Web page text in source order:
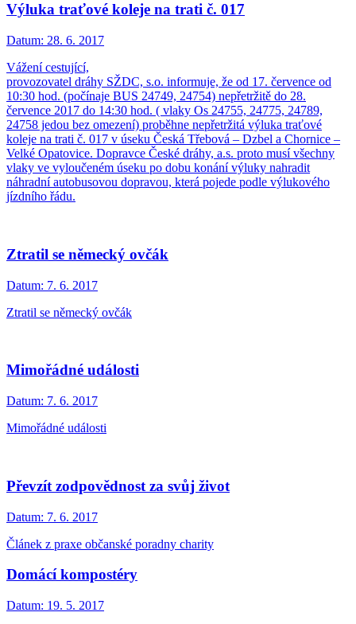
Výluka traťové koleje na trati č. 017
Datum: 28. 6. 2017
Vážení cestující,
provozovatel dráhy SŽDC, s.o. informuje, že od 17. července od
10:30 hod. (počínaje BUS 24749, 24754) nepřetržitě do 28.
července 2017 do 14:30 hod. ( vlaky Os 24755, 24775, 24789,
24758 jedou bez omezení) proběhne nepřetržitá výluka traťové
koleje na trati č. 017 v úseku Česká Třebová – Dzbel a Chornice –
Velké Opatovice. Dopravce České dráhy, a.s. proto musí všechny
vlaky ve vyloučeném úseku po dobu konání výluky nahradit
náhradní autobusovou dopravou, která pojede podle výlukového
jízdního řádu.
Ztratil se německý ovčák
Datum: 7. 6. 2017
Ztratil se německý ovčák
Mimořádné události
Datum: 7. 6. 2017
Mimořádné události
Převzít zodpovědnost za svůj život
Datum: 7. 6. 2017
Článek z praxe občanské poradny charity
Domácí kompostéry
Datum: 19. 5. 2017